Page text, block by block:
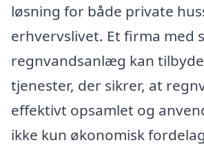
løsning for både private
erhvervslivet. Et firma med
regnvandsanlæg kan
tjenester, der sikrer, at
effektivt opsamlet og
ikke kun økonomisk